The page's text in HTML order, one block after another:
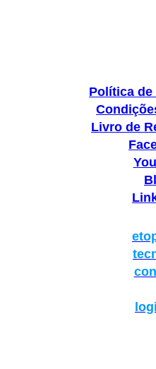
Política
Livro de